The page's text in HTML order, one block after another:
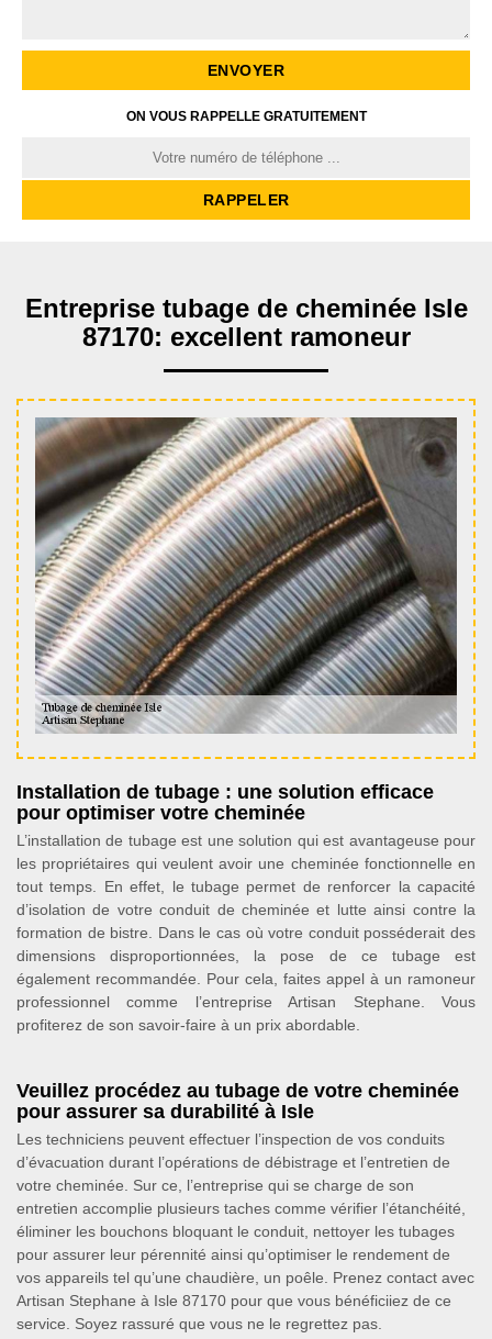
ON VOUS RAPPELLE GRATUITEMENT
Entreprise tubage de cheminée Isle
87170: excellent ramoneur
Installation de tubage : une solution efficace
pour optimiser votre cheminée
L’installation de tubage est une solution qui est avantageuse pour
les propriétaires qui veulent avoir une cheminée fonctionnelle en
tout temps. En effet, le tubage permet de renforcer la capacité
d’isolation de votre conduit de cheminée et lutte ainsi contre la
formation de bistre. Dans le cas où votre conduit posséderait des
dimensions disproportionnées, la pose de ce tubage est
également recommandée. Pour cela, faites appel à un ramoneur
professionnel comme l’entreprise Artisan Stephane. Vous
profiterez de son savoir-faire à un prix abordable.
Veuillez procédez au tubage de votre cheminée
pour assurer sa durabilité à Isle
Les techniciens peuvent effectuer l’inspection de vos conduits
d’évacuation durant l’opérations de débistrage et l’entretien de
votre cheminée. Sur ce, l’entreprise qui se charge de son
entretien accomplie plusieurs taches comme vérifier l’étanchéité,
éliminer les bouchons bloquant le conduit, nettoyer les tubages
pour assurer leur pérennité ainsi qu’optimiser le rendement de
vos appareils tel qu’une chaudière, un poêle. Prenez contact avec
Artisan Stephane à Isle 87170 pour que vous bénéficiiez de ce
service. Soyez rassuré que vous ne le regrettez pas.